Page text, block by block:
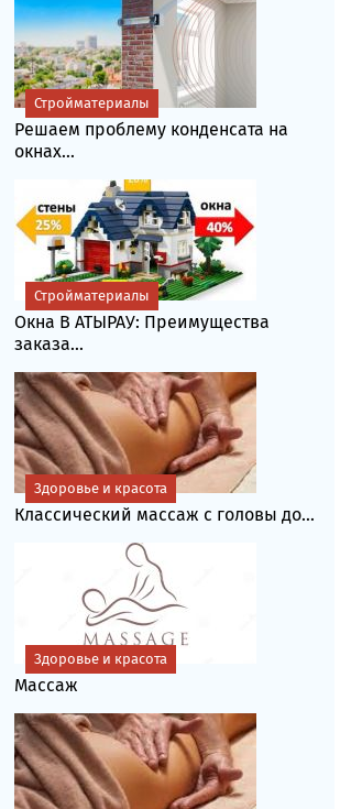
Решаем проблему конденсата на
окнах...
Стройматериалы
Окна В АТЫРАУ: Преимущества
заказа...
Стройматериалы
Классический массаж с головы до...
Здоровье и красота
Массаж
Здоровье и красота